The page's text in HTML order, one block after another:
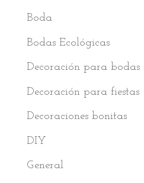
Boda
Bodas Ecológicas
Decoración para bodas
Decoración para fiestas
Decoraciones bonitas
DIY
General